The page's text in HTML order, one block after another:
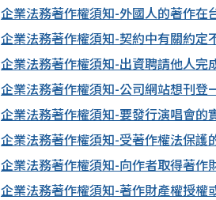
企業法務著作權須知-外國人的著作在
企業法務著作權須知-契約中有關約定
企業法務著作權須知-出資聘請他人完
企業法務著作權須知-公司網站想刊登
企業法務著作權須知-要發行演唱會的
企業法務著作權須知-受著作權法保護
企業法務著作權須知-向作者取得著作
企業法務著作權須知-著作財產權授權